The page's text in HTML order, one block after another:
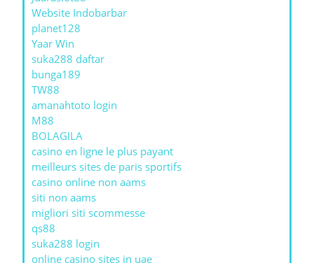
Website Indobarbar
planet128
Yaar Win
suka288 daftar
bunga189
TW88
amanahtoto login
M88
BOLAGILA
casino en ligne le plus payant
meilleurs sites de paris sportifs
casino online non aams
siti non aams
migliori siti scommesse
qs88
suka288 login
online casino sites in uae